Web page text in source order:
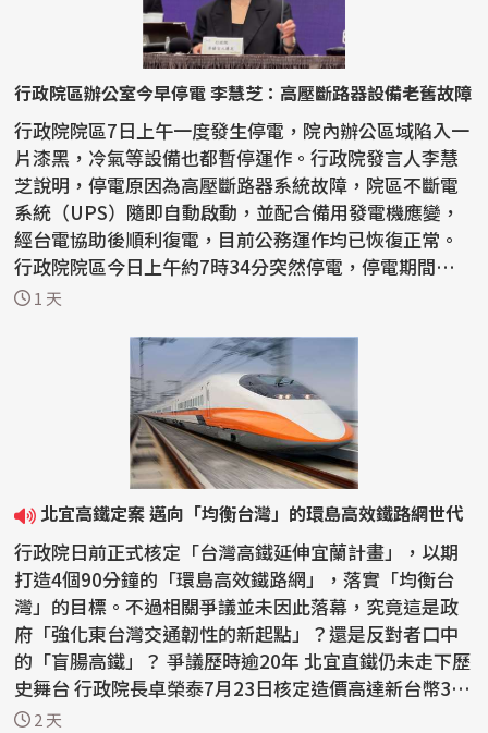
行政院區辦公室今早停電 李慧芝：高壓斷路器設備老舊故障
行政院院區7日上午一度發生停電，院內辦公區域陷入一
片漆黑，冷氣等設備也都暫停運作。行政院發言人李慧
芝說明，停電原因為高壓斷路器系統故障，院區不斷電
系統（UPS）隨即自動啟動，並配合備用發電機應變，
經台電協助後順利復電，目前公務運作均已恢復正常。
行政院院區今日上午約7時34分突然停電，停電期間辦公
室照...
1 天
北宜高鐵定案 邁向「均衡台灣」的環島高效鐵路網世代
行政院日前正式核定「台灣高鐵延伸宜蘭計畫」，以期
打造4個90分鐘的「環島高效鐵路網」，落實「均衡台
灣」的目標。不過相關爭議並未因此落幕，究竟這是政
府「強化東台灣交通韌性的新起點」？還是反對者口中
的「盲腸高鐵」？ 爭議歷時逾20年 北宜直鐵仍未走下歷
史舞台 行政院長卓榮泰7月23日核定造價高達新台幣3,
5...2 天